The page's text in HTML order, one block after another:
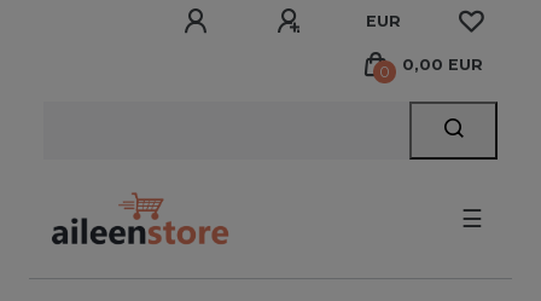
EUR
0 0,00 EUR
☰